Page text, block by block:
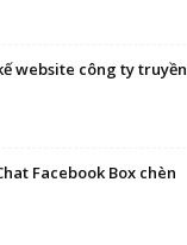
website công ty truyền
Facebook Box chèn